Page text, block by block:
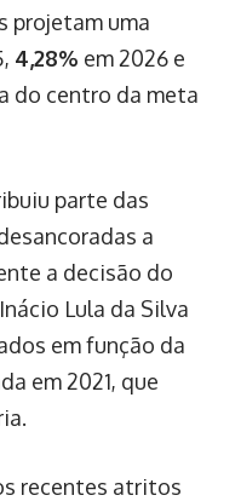
projetam uma
4,28% em 2026 e
do centro da meta
parte das
a
a decisão do
Lula da Silva
em função da
em 2021, que
recentes atritos